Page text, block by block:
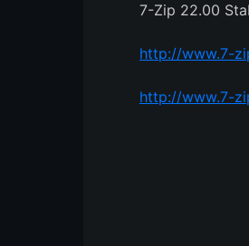
7-Zip 22.00
http://www.7-
http://www.7-